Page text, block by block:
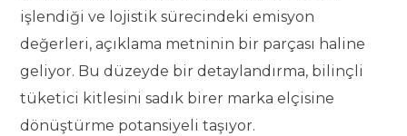
işlendiği ve lojistik sürecindeki emisyon
değerleri, açıklama metninin bir parçası haline
geliyor. Bu düzeyde bir detaylandırma, bilinçli
tüketici kitlesini sadık birer marka elçisine
dönüştürme potansiyeli taşıyor.